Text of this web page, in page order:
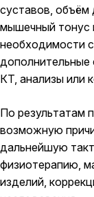
суставов, объём
мышечный тонус
необходимости
дополнительные
КТ, анализы или
По результатам
возможную
дальнейшую
физиотерапию,
изделий,